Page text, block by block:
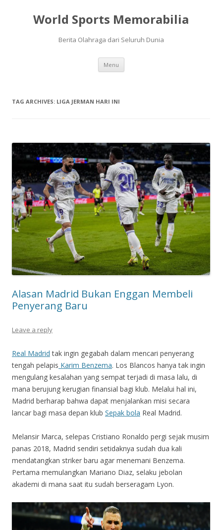
World Sports Memorabilia
Berita Olahraga dari Seluruh Dunia
Menu Skip
content
TAG ARCHIVES: LIGA JERMAN HARI INI
Alasan Madrid Bukan Enggan Membeli
Penyerang Baru
Leave a reply
Real Madrid tak ingin gegabah dalam mencari penyerang
tengah pelapis Karim Benzema. Los Blancos hanya tak ingin
mengulang kesalahan yang sempat terjadi di masa lalu, di
mana berujung kerugian finansial bagi klub. Melalui hal ini,
Madrid berharap bahwa dapat menjalankan misi secara
lancar bagi masa depan klub Sepak bola Real Madrid.
Melansir Marca, selepas Cristiano Ronaldo pergi sejak musim
panas 2018, Madrid sendiri setidaknya sudah dua kali
mendatangkan striker baru agar menemani Benzema.
Pertama memulangkan Mariano Diaz, selaku jebolan
akademi di mana saat itu sudah berseragam Lyon.